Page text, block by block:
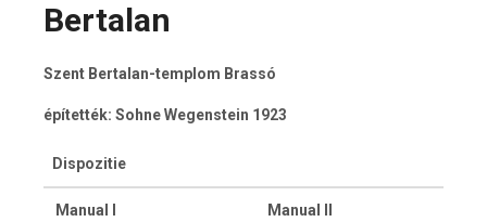
Bertalan
Szent Bertalan-templom Brassó
építették: Sohne Wegenstein 1923
Dispozitie
Manual I Manual II